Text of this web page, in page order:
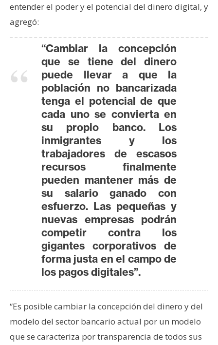
s
d
e
P
m
s
s
entender el poder y el potencial del dinero digital, y
agregó:
“Cambiar la concepción
que se tiene del dinero
puede llevar a que la
población no bancarizada
tenga el potencial de que
cada uno se convierta en
su propio banco. Los
inmigrantes y los
trabajadores de escasos
recursos finalmente
pueden mantener más de
su salario ganado con
esfuerzo. Las pequeñas y
nuevas empresas podrán
competir contra los
gigantes corporativos de
forma justa en el campo de
los pagos digitales”.
“Es posible cambiar la concepción del dinero y del
modelo del sector bancario actual por un modelo
que se caracteriza por transparencia de todos sus